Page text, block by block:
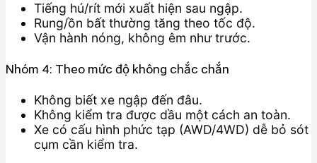
Tiếng hú/rít mới xuất hiện sau ngập.
Rung/ồn bất thường tăng theo tốc độ.
Vận hành nóng, không êm như trước.
Nhóm 4: Theo mức độ không chắc chắn
Không biết xe ngập đến đâu.
Không kiểm tra được dầu một cách an toàn.
Xe có cấu hình phức tạp (AWD/4WD) dễ bỏ sót
cụm cần kiểm tra.